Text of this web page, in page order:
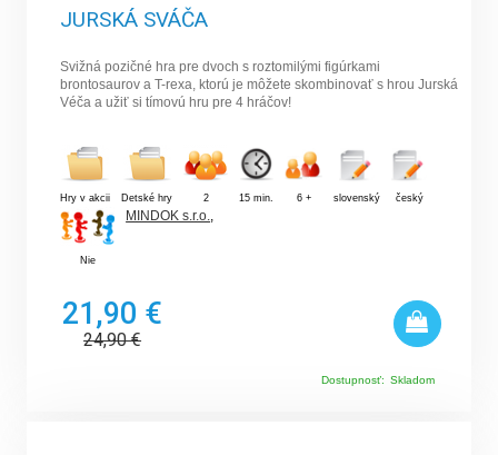
JURSKÁ SVÁČA
Svižná pozičné hra pre dvoch s roztomilými figúrkami
brontosaurov a T-rexa, ktorú je môžete skombinovať s hrou Jurská
Véča a užiť si tímovú hru pre 4 hráčov!
Hry v akcii Detské hry 2 15 min. 6 + slovenský český
Nie
MINDOK s.r.o.,
21,90 €
24,90€
Dostupnosť: Skladom